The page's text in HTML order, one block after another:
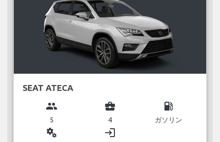
SEAT ATECA
group
5
business_center
4
local_gas_station
ガソリン
miscellaneous_services login